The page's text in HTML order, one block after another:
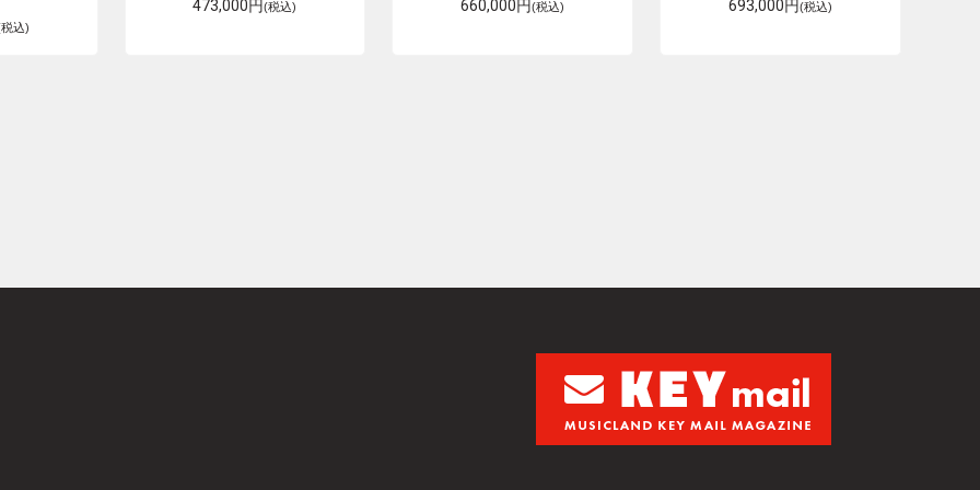
込)
473,000円(税込) 660,000円(税込) 693,000円(税込)